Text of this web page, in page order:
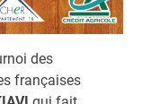
des
françaises